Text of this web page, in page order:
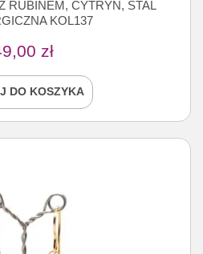
RUBINEM, CYTRYN, STAL
KOL137
zł
DO KOSZYKA